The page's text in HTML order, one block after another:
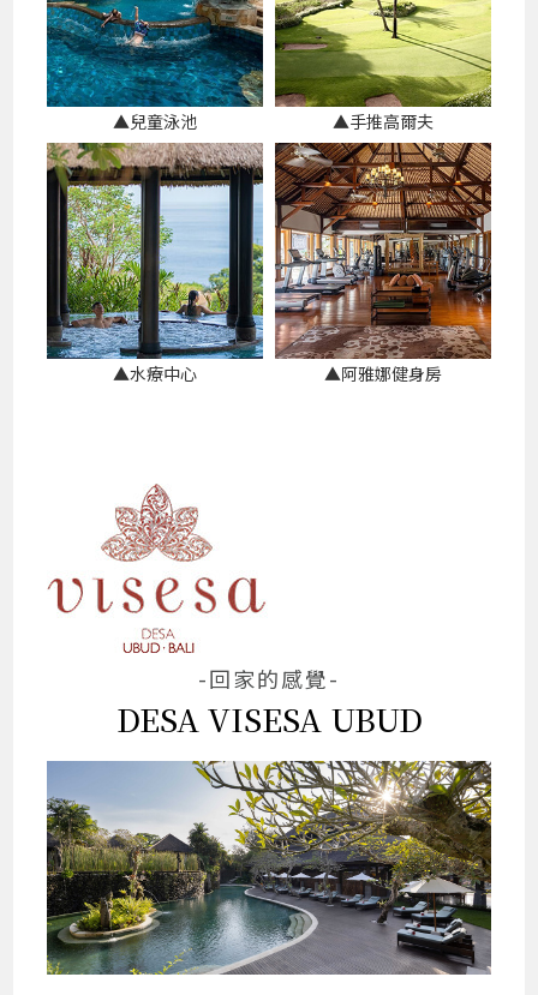
▲兒童泳池 ▲手推高爾夫
▲水療中心 ▲阿雅娜健身房
-回家的感覺-
DESA VISESA UBUD